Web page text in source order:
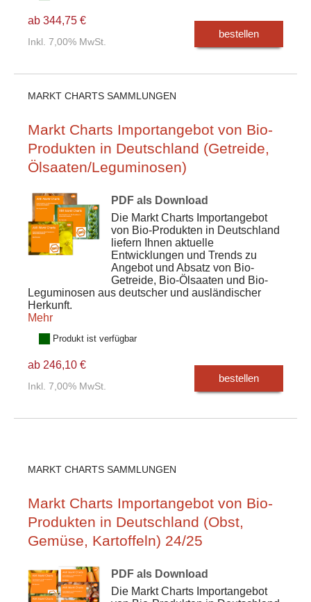
ab 344,75 €
Inkl. 7,00% MwSt.
bestellen
MARKT CHARTS SAMMLUNGEN
Markt Charts Importangebot von Bio-
Produkten in Deutschland (Getreide,
Ölsaaten/Leguminosen)
PDF als Download
Die Markt Charts Importangebot
von Bio-Produkten in Deutschland
liefern Ihnen aktuelle
Entwicklungen und Trends zu
Angebot und Absatz von Bio-
Getreide, Bio-Ölsaaten und Bio-
Leguminosen aus deutscher und ausländischer
Herkunft.
Mehr
Produkt ist verfügbar
ab 246,10 €
Inkl. 7,00% MwSt.
bestellen
MARKT CHARTS SAMMLUNGEN
Markt Charts Importangebot von Bio-
Produkten in Deutschland (Obst,
Gemüse, Kartoffeln) 24/25
PDF als Download
Die Markt Charts Importangebot